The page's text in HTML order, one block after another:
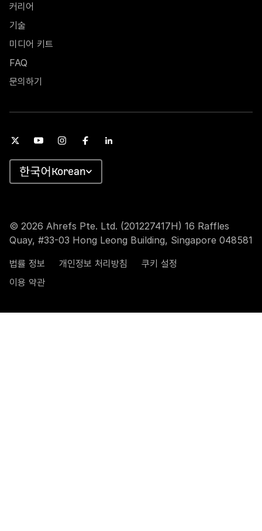
커리어
기술
미디어 키트
FAQ
문의하기
© 2026 Ahrefs Pte. Ltd. (201227417H) 16 Raffles
Quay, #33-03 Hong Leong Building, Singapore 048581
법률 정보
개인정보 처리방침
쿠키 설정
이용 약관
Korean